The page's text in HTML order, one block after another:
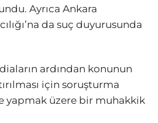
Ayrıca Ankara
da suç duyurusunda
ardından konunun
için soruşturma
yapmak üzere bir muhakkik